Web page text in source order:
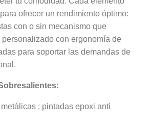
ofrecer un rendimiento óptimo:
con o sin mecanismo que
con ergonomía de
para soportar las demandas de
: pintadas epoxi anti